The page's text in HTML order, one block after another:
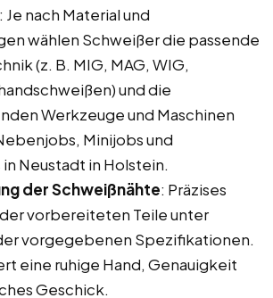
: Je nach Material und
wählen Schweißer die passende
(z. B. MIG, MAG, WIG,
und die
Werkzeuge und Maschinen
Minijobs und
Neustadt in Holstein.
der Schweißnähte: Präzises
vorbereiteten Teile unter
vorgegebenen Spezifikationen.
eine ruhige Hand, Genauigkeit
Geschick.